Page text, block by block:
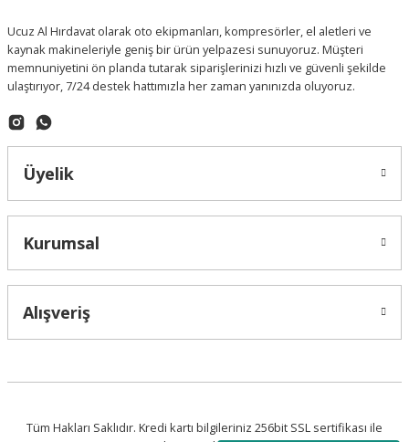
Ucuz Al Hırdavat olarak oto ekipmanları, kompresörler, el aletleri ve
kaynak makineleriyle geniş bir ürün yelpazesi sunuyoruz. Müşteri
memnuniyetini ön planda tutarak siparişlerinizi hızlı ve güvenli şekilde
ulaştırıyor, 7/24 destek hattımızla her zaman yanınızda oluyoruz.
Üyelik
Kurumsal
Alışveriş
Tüm Hakları Saklıdır. Kredi kartı bilgileriniz 256bit SSL sertifikası ile